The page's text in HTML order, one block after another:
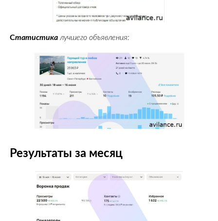
Статистика лучшего объявления:
Результаты за месяц